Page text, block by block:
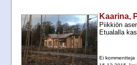
Kaarina,
Piikkiön
Etualalla
Ei kommentteja